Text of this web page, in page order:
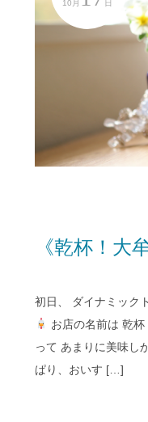
10月 日
《乾杯！大
初日、 ダイナミック
お店の名前は 乾
って あまりに美味し
ぱり、おいす […]